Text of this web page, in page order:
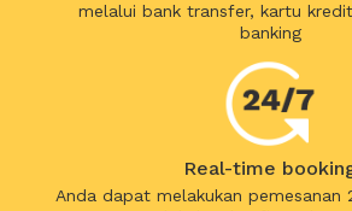
melalui bank transfer, kartu
banking
Real-time
Anda dapat melakukan pemesanan